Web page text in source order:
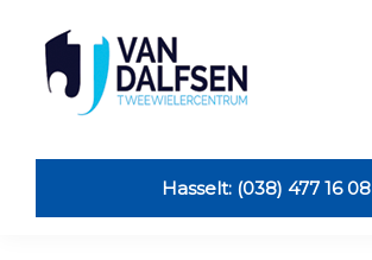
primary
navigation
primary
footer
Dalfsen
TweewielersHasselt: (038) 477 16 08